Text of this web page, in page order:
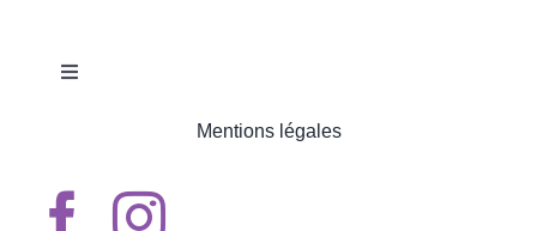
Toggle
QUI SOMMES-NOUS
Mentions légales